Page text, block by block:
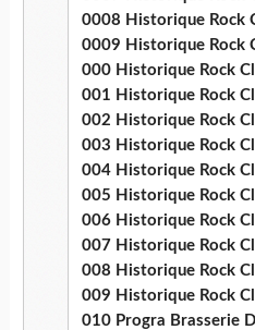
0008 Historique Rock
0009 Historique Rock
000 Historique Rock
001 Historique Rock
002 Historique Rock
003 Historique Rock
004 Historique Rock
005 Historique Rock
006 Historique Rock
007 Historique Rock
008 Historique Rock
009 Historique Rock
010 Progra Brasserie